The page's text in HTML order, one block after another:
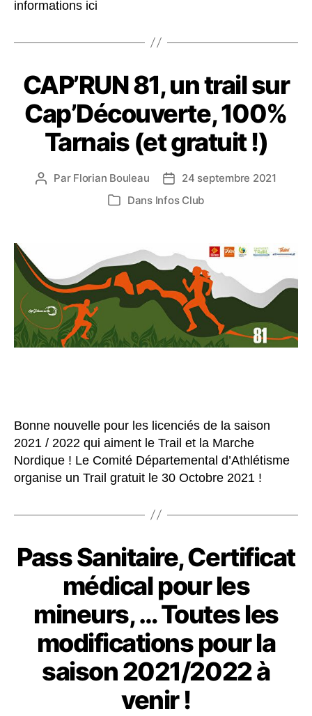
informations ici
CAP’RUN 81, un trail sur
Cap’Découverte, 100%
Tarnais (et gratuit !)
Auteur
Par Florian Bouleau
Date24 septembre 2021
Catégories
Dans Infos Club
Bonne nouvelle pour les licenciés de la saison
2021 / 2022 qui aiment le Trail et la Marche
Nordique ! Le Comité Départemental d’Athlétisme
organise un Trail gratuit le 30 Octobre 2021 !
Pass Sanitaire, Certificat
médical pour les
mineurs, … Toutes les
modifications pour la
saison 2021/2022 à
venir !